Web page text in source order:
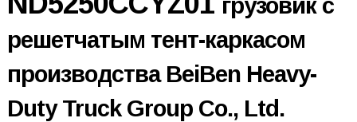
грузовик с
решетчатым тент-каркасом
производства BeiBen Heavy-
Duty Truck Group Co., Ltd.